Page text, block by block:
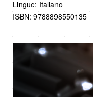
Lingue: Italiano
ISBN: 9788898550135